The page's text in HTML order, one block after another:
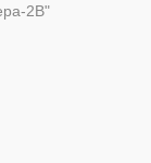
2В"